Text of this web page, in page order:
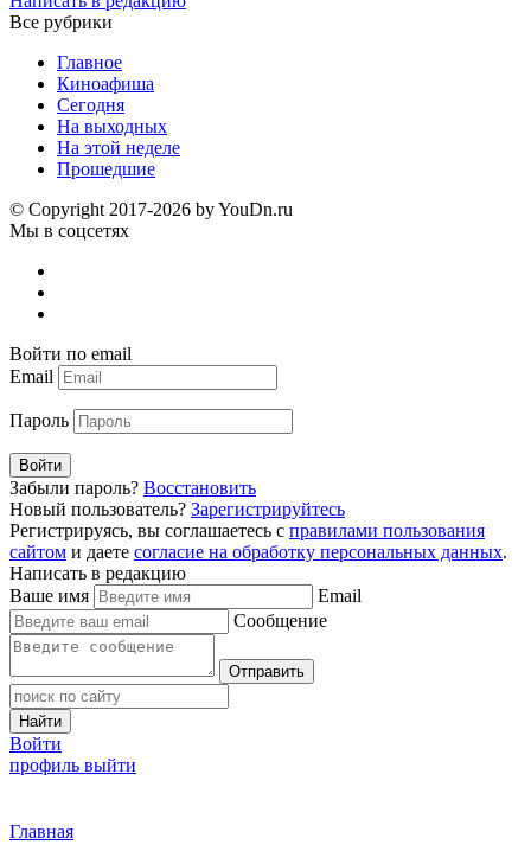
Все рубрики
Главное
Киноафиша
Сегодня
На выходных
На этой неделе
Прошедшие
© Copyright 2017-2026 by YouDn.ru
Мы в соцсетях
Войти по email
Email
Пароль
Войти
Забыли пароль? Восстановить
Новый пользователь? Зарегистрируйтесь
Регистрируясь, вы соглашаетесь с правилами пользования
сайтом и даете согласие на обработку персональных данных.
Написать в редакцию
Ваше имя
Email
Сообщение
Отправить
Найти
Войти
профиль выйти
Главная